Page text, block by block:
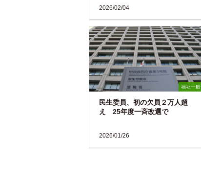
2026/02/04
福祉一般
民生委員、初の欠員２万人超
え 25年度一斉改選で
2026/01/26